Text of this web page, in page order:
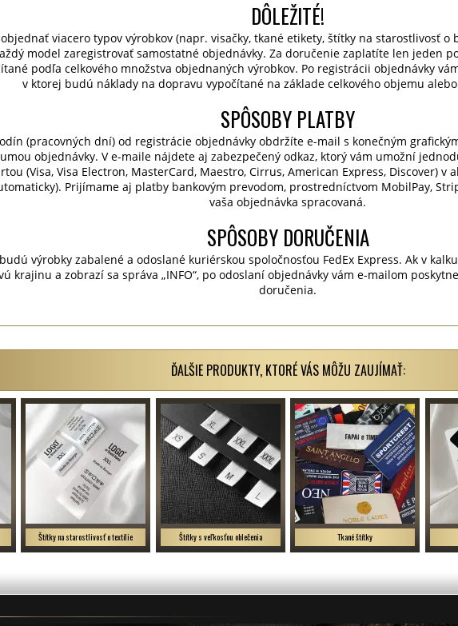
DÔLEŽITÉ!
viacero typov výrobkov (napr. visačky, tkané etikety, štítky na starostlivosť
model zaregistrovať samostatné objednávky. Za doručenie zaplatíte len jeden
podľa celkového množstva objednaných výrobkov. Po registrácii objednávky
v ktorej budú náklady na dopravu vypočítané na základe celkového objemu
SPÔSOBY PLATBY
(pracovných dní) od registrácie objednávky obdržíte e-mail s konečným
objednávky. V e-maile nájdete aj zabezpečený odkaz, ktorý vám umožní
(Visa, Visa Electron, MasterCard, Maestro, Cirrus, American Express, Discover) v
Prijímame aj platby bankovým prevodom, prostredníctvom MobilPay,
vaša objednávka spracovaná.
SPÔSOBY DORUČENIA
výrobky zabalené a odoslané kuriérskou spoločnosťou FedEx Express. Ak v
krajinu a zobrazí sa správa „INFO“, po odoslaní objednávky vám e-mailom
doručenia.
ĎALŠIE PRODUKTY, KTORÉ VÁS MÔŽU ZAUJÍMAŤ:
Štítky na starostlivosť o textílie Štítky s veľkosťou oblečenia Tkané štítky